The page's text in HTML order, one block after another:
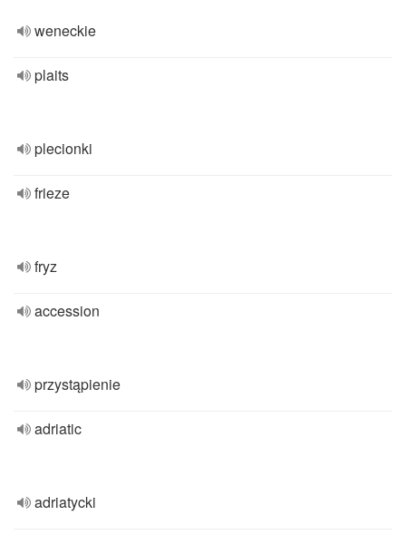
weneckie
plaits
plecionki
frieze
fryz
accession
przystąpienie
adriatic
adriatycki